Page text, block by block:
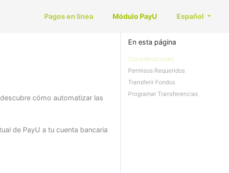
Pagos en línea Módulo PayU Español
En esta página
Consideraciones
Permisos Requeridos
Transferir Fondos
Programar Transferencias
cómo automatizar las
de PayU a tu cuenta bancaria